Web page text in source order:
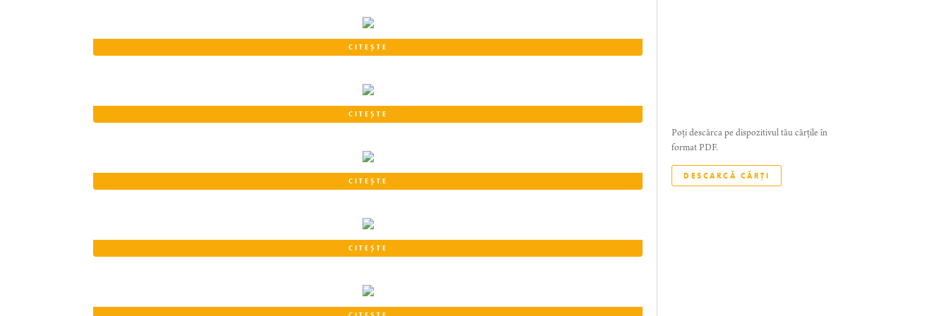
CITEȘTE
CITEȘTE
CITEȘTE
CITEȘTE
Poți descărca pe dispozitivul tău cărțile în
format PDF.
DESCARCĂ CĂRȚI